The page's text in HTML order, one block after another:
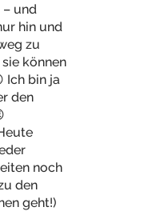
und
hin und
zu
können
Ich bin ja
den
noch
den
geht!)